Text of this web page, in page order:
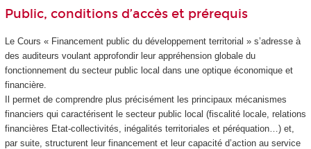
Public, conditions d’accès et prérequis
Le Cours « Financement public du développement territorial » s’adresse à
des auditeurs voulant approfondir leur appréhension globale du
fonctionnement du secteur public local dans une optique économique et
financière.
Il permet de comprendre plus précisément les principaux mécanismes
financiers qui caractérisent le secteur public local (fiscalité locale, relations
financières Etat-collectivités, inégalités territoriales et péréquation…) et,
par suite, structurent leur financement et leur capacité d’action au service